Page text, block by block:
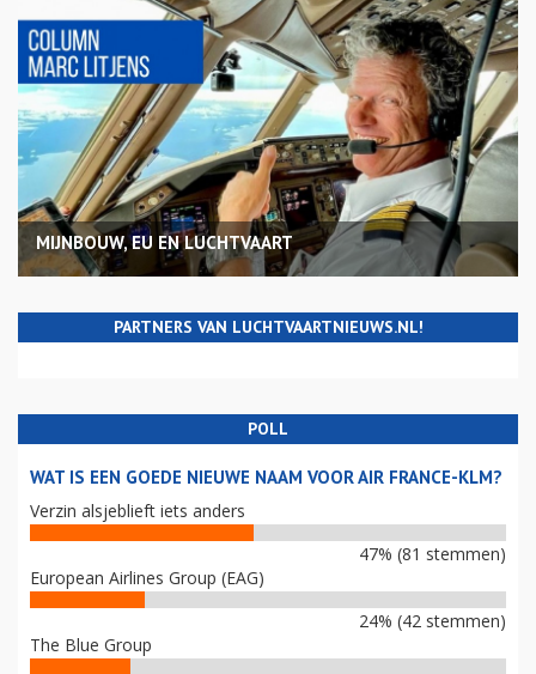
MIJNBOUW, EU EN LUCHTVAART
PARTNERS VAN LUCHTVAARTNIEUWS.NL!
POLL
WAT IS EEN GOEDE NIEUWE NAAM VOOR AIR FRANCE-KLM?
Verzin alsjeblieft iets anders
47% (81 stemmen)
European Airlines Group (EAG)
24% (42 stemmen)
The Blue Group